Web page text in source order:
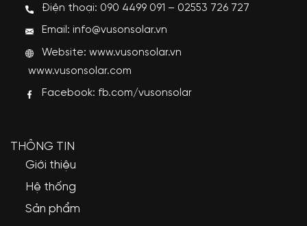
Điện thoại: 090 4499 091 – 02553 726 727
Email: info@vusonsolar.vn
Website:www.vusonsolar.vn
www.vusonsolar.com
Facebook: fb.com/vusonsolar
THÔNG TIN
Giới thiệu
Hệ thống
Sản phẩm